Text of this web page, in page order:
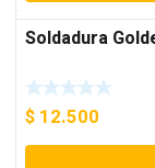
Soldadura
$ 12.500